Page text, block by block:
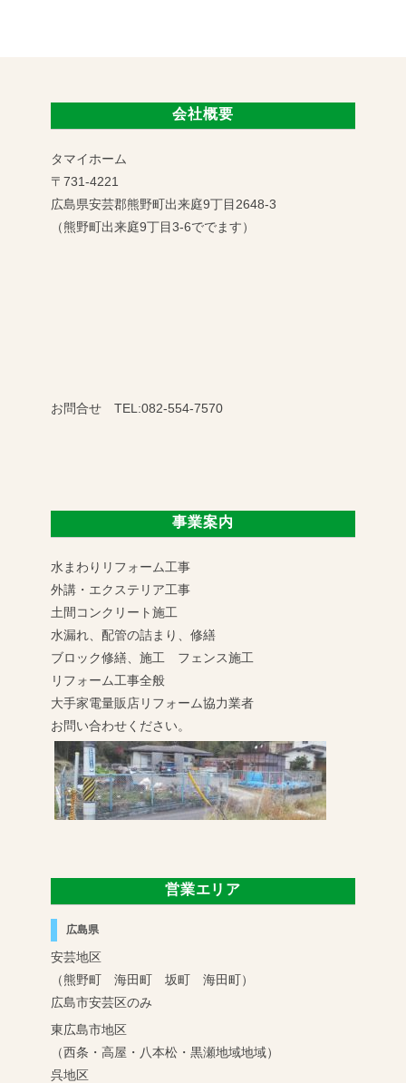
会社概要
タマイホーム
〒731-4221
広島県安芸郡熊野町出来庭9丁目2648-3
（熊野町出来庭9丁目3-6ででます）
お問合せ TEL:082-554-7570
事業案内
水まわりリフォーム工事
外講・エクステリア工事
土間コンクリート施工
水漏れ、配管の詰まり、修繕
ブロック修繕、施工 フェンス施工
リフォーム工事全般
大手家電量販店リフォーム協力業者
お問い合わせください。
営業エリア
広島県
安芸地区
（熊野町 海田町 坂町 海田町）
広島市安芸区のみ
東広島市地区
（西条・高屋・八本松・黒瀬地域地域）
呉地区